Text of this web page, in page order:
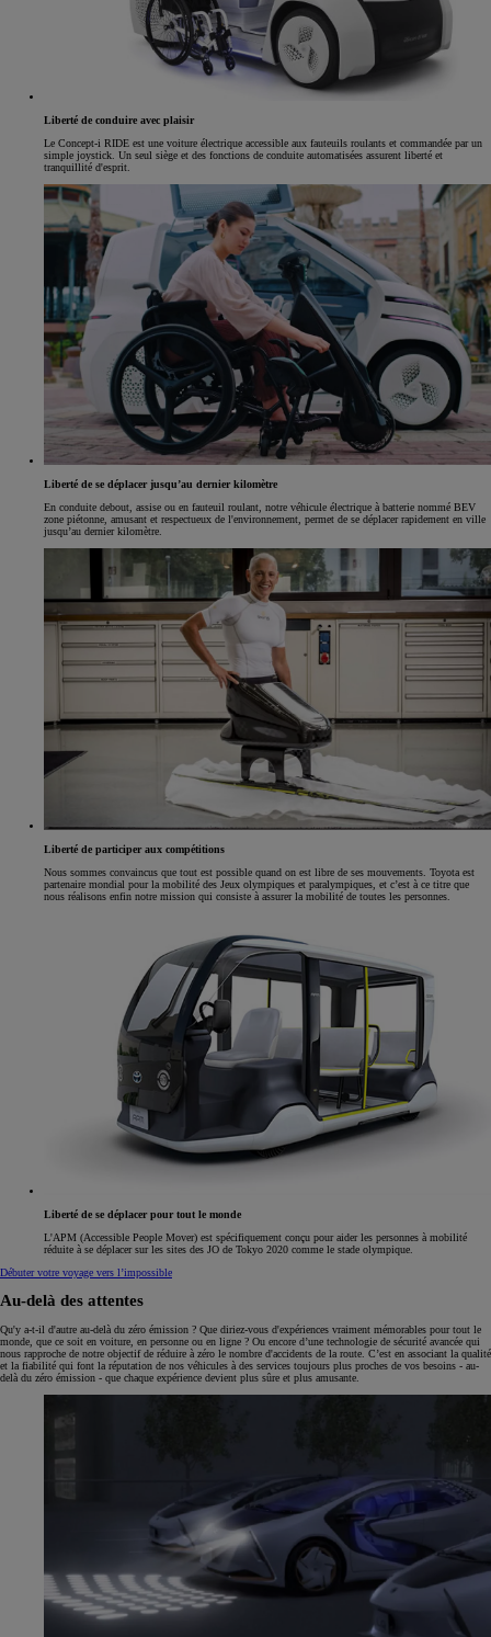
Liberté de conduire avec plaisir
Le Concept-i RIDE est une voiture électrique accessible aux fauteuils roulants et commandée par un
simple joystick. Un seul siège et des fonctions de conduite automatisées assurent liberté et
tranquillité d'esprit.
Liberté de se déplacer jusqu’au dernier kilomètre
En conduite debout, assise ou en fauteuil roulant, notre véhicule électrique à batterie nommé BEV
zone piétonne, amusant et respectueux de l'environnement, permet de se déplacer rapidement en ville
jusqu’au dernier kilomètre.
Liberté de participer aux compétitions
Nous sommes convaincus que tout est possible quand on est libre de ses mouvements. Toyota est
partenaire mondial pour la mobilité des Jeux olympiques et paralympiques, et c’est à ce titre que
nous réalisons enfin notre mission qui consiste à assurer la mobilité de toutes les personnes.
Liberté de se déplacer pour tout le monde
L'APM (Accessible People Mover) est spécifiquement conçu pour aider les personnes à mobilité
réduite à se déplacer sur les sites des JO de Tokyo 2020 comme le stade olympique.
Débuter votre voyage vers l’impossible
Au-delà des attentes
Qu'y a-t-il d'autre au-delà du zéro émission ? Que diriez-vous d'expériences vraiment mémorables pour tout le
monde, que ce soit en voiture, en personne ou en ligne ? Ou encore d’une technologie de sécurité avancée qui
nous rapproche de notre objectif de réduire à zéro le nombre d'accidents de la route. C’est en associant la qualité
et la fiabilité qui font la réputation de nos véhicules à des services toujours plus proches de vos besoins - au-
delà du zéro émission - que chaque expérience devient plus sûre et plus amusante.